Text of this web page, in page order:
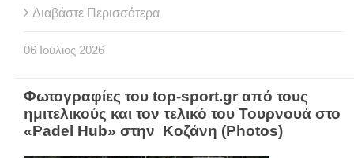
Διαβάστε Περισσότερα
06 Ιούλιος 2026
Φωτογραφίες του top-sport.gr από τους
ημιτελικούς και τον τελικό του Τουρνουά στο
«Padel Hub» στην Κοζάνη (Photos)